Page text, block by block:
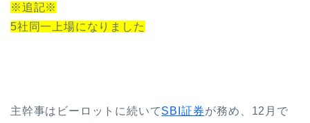
※追記※
5社同一上場になりました
主幹事はビーロットに続いてSBI証券が務め、12月で